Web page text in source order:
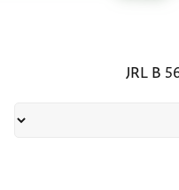
JRL B